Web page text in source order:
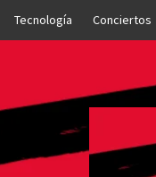
Tecnología Conciertos